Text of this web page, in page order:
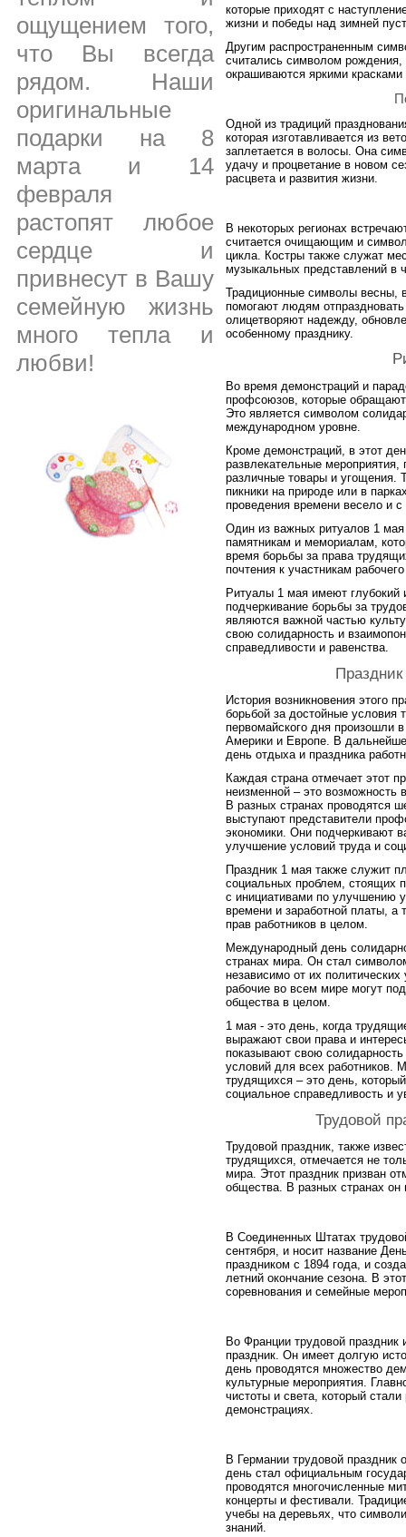
ощущением того,
что Вы всегда
рядом. Наши
оригинальные
подарки на 8
марта и 14
февраля
растопят любое
сердце и
привнесут в Вашу
семейную жизнь
много тепла и
любви!
которые приходят с
жизни и победы над зимней
Другим распространенным
считались символом
окрашиваются яркими
Одной из традиций
которая изготавливается из
заплетается в волосы. Она
удачу и процветание в новом
расцвета и развития жизни.
В некоторых регионах
считается очищающим и
цикла. Костры также служат
музыкальных представлений в
Традиционные символы весны,
помогают людям
олицетворяют надежду,
особенному празднику.
Во время демонстраций и
профсоюзов, которые
Это является символом
международном уровне.
Кроме демонстраций, в этот
развлекательные
различные товары и угощения.
пикники на природе или в
проведения времени весело и с
Один из важных ритуалов 1 мая
памятникам и мемориалам,
время борьбы за права
почтения к участникам
Ритуалы 1 мая имеют глубокий
подчеркивание борьбы за
являются важной частью
свою солидарность и
справедливости и равенства.
История возникновения этого
борьбой за достойные условия
первомайского дня произошли
Америки и Европе. В
день отдыха и праздника
Каждая страна отмечает этот
неизменной – это возможность
В разных странах проводятся
выступают представители
экономики. Они подчеркивают
улучшение условий труда и
Праздник 1 мая также служит
социальных проблем, стоящих
с инициативами по улучшению
времени и заработной платы, а
прав работников в целом.
Международный день
странах мира. Он стал
независимо от их
рабочие во всем мире могут
общества в целом.
1 мая - это день, когда
выражают свои права и
показывают свою
условий для всех работников.
трудящихся – это день,
социальное справедливость и
Трудовой
Трудовой праздник, также
трудящихся, отмечается не
мира. Этот праздник призван
общества. В разных странах он
В Соединенных Штатах
сентября, и носит название
праздником с 1894 года, и
летний окончание сезона. В
соревнования и семейные
Во Франции трудовой праздник
праздник. Он имеет долгую
день проводятся множество
культурные мероприятия.
чистоты и света, который
демонстрациях.
В Германии трудовой праздник
день стал официальным
проводятся многочисленные
концерты и фестивали.
учебы на деревьях, что
знаний.